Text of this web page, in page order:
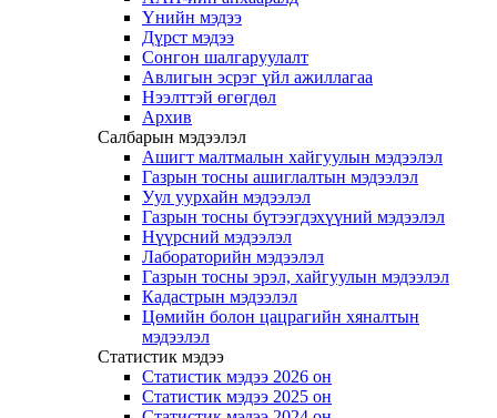
Үнийн мэдээ
Дүрст мэдээ
Сонгон шалгаруулалт
Авлигын эсрэг үйл ажиллагаа
Нээлттэй өгөгдөл
Архив
Салбарын мэдээлэл
Ашигт малтмалын хайгуулын мэдээлэл
Газрын тосны ашиглалтын мэдээлэл
Уул уурхайн мэдээлэл
Газрын тосны бүтээгдэхүүний мэдээлэл
Нүүрсний мэдээлэл
Лабораторийн мэдээлэл
Газрын тосны эрэл, хайгуулын мэдээлэл
Кадастрын мэдээлэл
Цөмийн болон цацрагийн хяналтын
мэдээлэл
Статистик мэдээ
Статистик мэдээ 2026 он
Статистик мэдээ 2025 он